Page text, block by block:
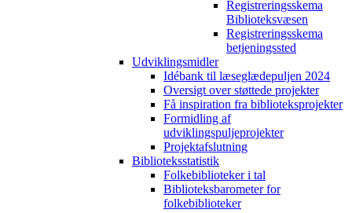
Registreringsskema
Biblioteksvæsen
Registreringsskema
betjeningssted
Udviklingsmidler
Idébank til læseglædepuljen 2024
Oversigt over støttede projekter
Få inspiration fra biblioteksprojekter
Formidling af
udviklingspuljeprojekter
Projektafslutning
Biblioteksstatistik
Folkebiblioteker i tal
Biblioteksbarometer for
folkebiblioteker